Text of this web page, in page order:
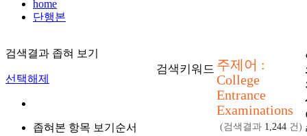
home
단행본
검색결과 좁혀 보기
선택해제
좁혀본 항목 보기순서
검색키워드 주제어 :
College
Entrance
Examinations
(검색결과 1,244 건)